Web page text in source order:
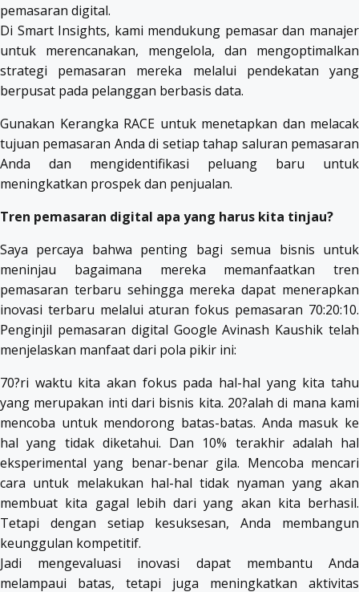
pemasaran digital.
Di Smart Insights, kami mendukung pemasar dan manajer
untuk merencanakan, mengelola, dan mengoptimalkan
strategi pemasaran mereka melalui pendekatan yang
berpusat pada pelanggan berbasis data.
Gunakan Kerangka RACE untuk menetapkan dan melacak
tujuan pemasaran Anda di setiap tahap saluran pemasaran
Anda dan mengidentifikasi peluang baru untuk
meningkatkan prospek dan penjualan.
Tren pemasaran digital apa yang harus kita tinjau?
Saya percaya bahwa penting bagi semua bisnis untuk
meninjau bagaimana mereka memanfaatkan tren
pemasaran terbaru sehingga mereka dapat menerapkan
inovasi terbaru melalui aturan fokus pemasaran 70:20:10.
Penginjil pemasaran digital Google Avinash Kaushik telah
menjelaskan manfaat dari pola pikir ini:
70?ri waktu kita akan fokus pada hal-hal yang kita tahu
yang merupakan inti dari bisnis kita. 20?alah di mana kami
mencoba untuk mendorong batas-batas. Anda masuk ke
hal yang tidak diketahui. Dan 10% terakhir adalah hal
eksperimental yang benar-benar gila. Mencoba mencari
cara untuk melakukan hal-hal tidak nyaman yang akan
membuat kita gagal lebih dari yang akan kita berhasil.
Tetapi dengan setiap kesuksesan, Anda membangun
keunggulan kompetitif.
Jadi mengevaluasi inovasi dapat membantu Anda
melampaui batas, tetapi juga meningkatkan aktivitas